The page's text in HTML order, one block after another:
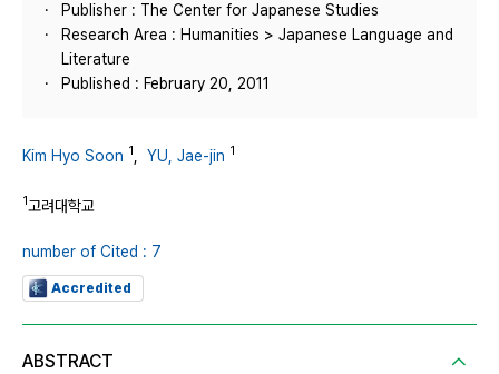
Publisher : The Center for Japanese Studies
Research Area : Humanities > Japanese Language and
Literature
Published : February 20, 2011
Kim Hyo Soon 1 YU, Jae-jin 1
1고려대학교
number of Cited : 7
Accredited
ABSTRACT